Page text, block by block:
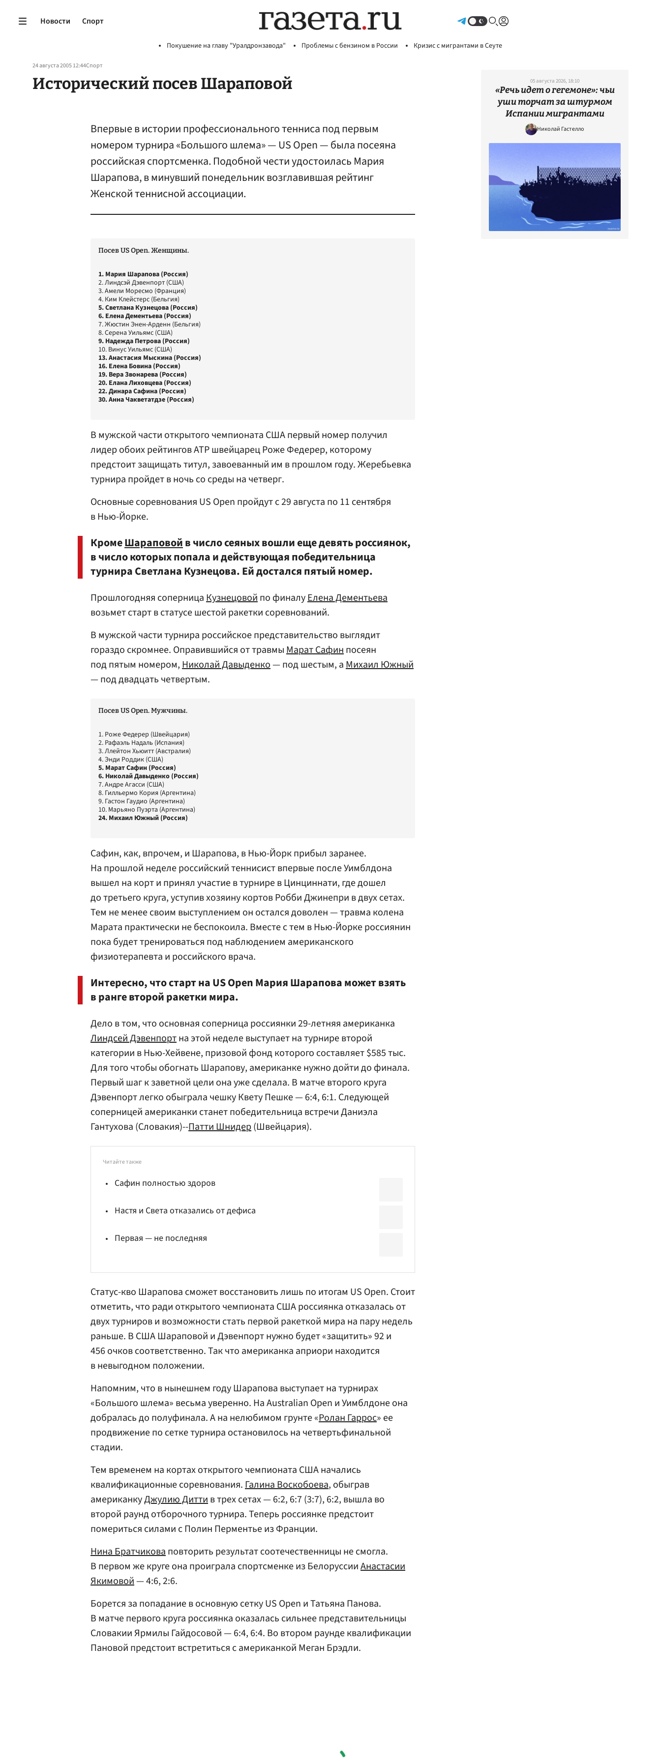
Новости Спорт
Покушение на главу "Уралдронзавода" Проблемы с бензином в России Кризис с мигрантами в Сеуте
24 августа 2005 12:44Спорт
Исторический посев Шараповой
Впервые в истории профессионального тенниса под первым
номером турнира «Большого шлема» — US Open — была посеяна
российская спортсменка. Подобной чести удостоилась Мария
Шарапова, в минувший понедельник возглавившая рейтинг
Женской теннисной ассоциации.
Посев US Open. Женщины.
1. Мария Шарапова (Россия)
2. Линдсэй Дэвенпорт (США)
3. Амели Моресмо (Франция)
4. Ким Клейстерс (Бельгия)
5. Светлана Кузнецова (Россия)
6. Елена Дементьева (Россия)
7. Жюстин Энен-Арденн (Бельгия)
8. Серена Уильямс (США)
9. Надежда Петрова (Россия)
10. Винус Уильямс (США)
13. Анастасия Мыскина (Россия)
16. Елена Бовина (Россия)
19. Вера Звонарева (Россия)
20. Елана Лиховцева (Россия)
22. Динара Сафина (Россия)
30. Анна Чакветатдзе (Россия)
В мужской части открытого чемпионата США первый номер получил
лидер обоих рейтингов АТР швейцарецРоже Федерер, которому
предстоит защищать титул, завоеванный им в прошлом году. Жеребьевка
турнира пройдет в ночь со среды на четверг.
Основные соревнования US Open пройдут с 29 августа по 11 сентября
в Нью-Йорке.
КромеШараповойв число сеяных вошли еще девять россиянок,
в число которых попала и действующая победительница
турнира Светлана Кузнецова. Ей достался пятый номер.
Прошлогодняя соперницаКузнецовойпо финалуЕлена Дементьева
возьмет старт в статусе шестой ракетки соревнований.
В мужской части турнира российское представительство выглядит
гораздо скромнее. Оправившийся от травмыМарат Сафинпосеян
под пятым номером,Николай Давыденко— под шестым, аМихаил Южный
— под двадцать четвертым.
Посев US Open. Мужчины.
1. Роже Федерер (Швейцария)
2. Рафаэль Надаль (Испания)
3. Ллейтон Хьюитт (Австралия)
4. Энди Роддик (США)
5. Марат Сафин (Россия)
6. Николай Давыденко (Россия)
7. Андре Агасси (США)
8. Гилльермо Кория (Аргентина)
9. Гастон Гаудио (Аргентина)
10. Марьяно Пуэрта (Аргентина)
24. Михаил Южный (Россия)
Сафин, как, впрочем, и Шарапова, в Нью-Йорк прибыл заранее.
На прошлой неделе российский теннисист впервые после Уимблдона
вышел на корт и принял участие в турнире в Цинциннати, где дошел
до третьего круга, уступив хозяину кортов Робби Джинепри в двух сетах.
Тем не менее своим выступлением он остался доволен — травма колена
Марата практически не беспокоила. Вместе с тем в Нью-Йорке россиянин
пока будет тренироваться под наблюдением американского
физиотерапевта и российского врача.
Интересно, что старт на US Open Мария Шарапова может взять
в ранге второй ракетки мира.
Дело в том, что основная соперница россиянки 29-летняя американка
Линдсей Дэвенпортна этой неделе выступает на турнире второй
категории в Нью-Хейвене, призовой фонд которого составляет $585 тыс.
Для того чтобы обогнать Шарапову, американке нужно дойти до финала.
Первый шаг к заветной цели она уже сделала. В матче второго круга
Дэвенпорт легко обыграла чешку Квету Пешке — 6:4, 6:1. Следующей
соперницей американки станет победительница встречи Даниэла
Гантухова (Словакия)--Патти Шнидер(Швейцария).
Читайте также
Сафин полностью здоров
Настя и Света отказались от дефиса
Первая — не последняя
Статус-кво Шарапова сможет восстановить лишь по итогам US Open. Стоит
отметить, что ради открытого чемпионата США россиянка отказалась от
двух турниров и возможности стать первой ракеткой мира на пару недель
раньше. В США Шараповой и Дэвенпорт нужно будет «защитить» 92 и
456 очков соответственно. Так что американка априори находится
в невыгодном положении.
Напомним, что в нынешнем году Шарапова выступает на турнирах
«Большого шлема» весьма уверенно. На Australian Open и Уимблдоне она
добралась до полуфинала. А на нелюбимом грунте «Ролан Гаррос» ее
продвижение по сетке турнира остановилось на четвертьфинальной
стадии.
Тем временем на кортах открытого чемпионата США начались
квалификационные соревнования.Галина Воскобоева, обыграв
американкуДжулию Диттив трех сетах — 6:2, 6:7 (3:7), 6:2, вышла во
второй раунд отборочного турнира. Теперь россиянке предстоит
помериться силами с Полин Перментье из Франции.
Нина Братчиковаповторить результат соотечественницы не смогла.
В первом же круге она проиграла спортсменке из БелоруссииАнастасии
Якимовой— 4:6, 2:6.
Борется за попадание в основную сетку US Open и Татьяна Панова.
В матче первого круга россиянка оказалась сильнее представительницы
Словакии Ярмилы Гайдосовой — 6:4, 6:4. Во втором раунде квалификации
Пановой предстоит встретиться с американкой Меган Брэдли.
05 августа 2026, 18:10
«Речь идет о гегемоне»: чьи
уши торчат за штурмом
Испании мигрантами
Николай Гастелло